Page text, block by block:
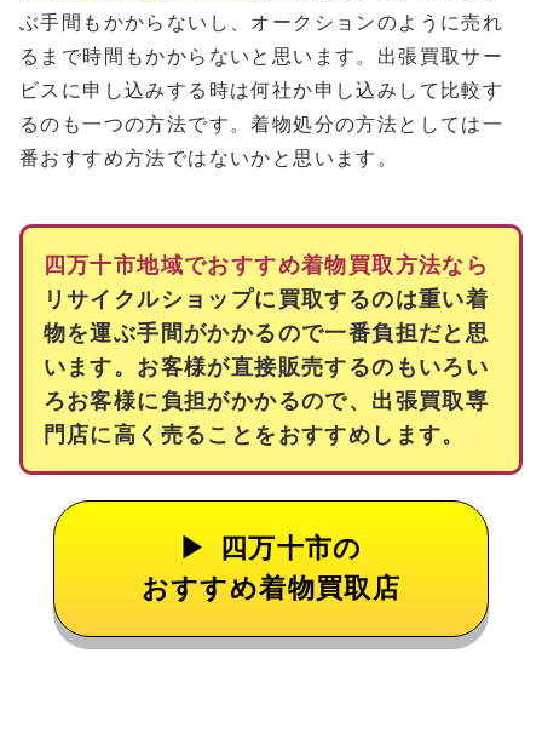
ぶ手間もかからないし、オークションのように売れ
るまで時間もかからないと思います。出張買取サー
ビスに申し込みする時は何社か申し込みして比較す
るのも一つの方法です。着物処分の方法としては一
番おすすめ方法ではないかと思います。
四万十市地域でおすすめ着物買取方法なら
リサイクルショップに買取するのは重い着
物を運ぶ手間がかかるので一番負担だと思
います。お客様が直接販売するのもいろい
ろお客様に負担がかかるので、出張買取専
門店に高く売ることをおすすめします。
四万十市の
おすすめ着物買取店